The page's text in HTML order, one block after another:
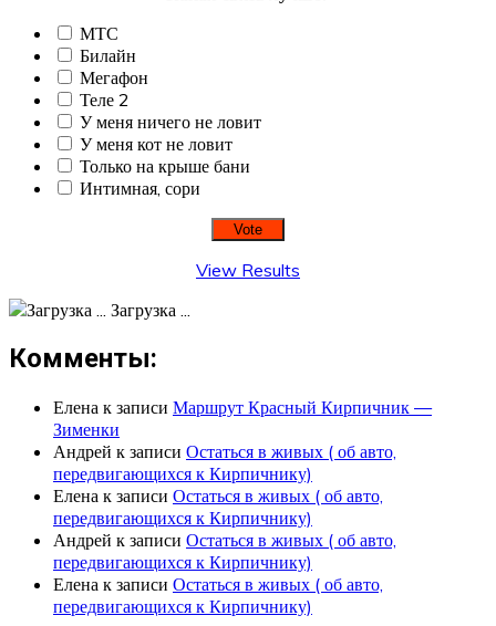
МТС
Билайн
Мегафон
Теле 2
У меня ничего не ловит
У меня кот не ловит
Только на крыше бани
Интимная, сори
View Results
Загрузка ...
Комменты:
Елена к записи Маршрут Красный Кирпичник —
Зименки
Андрей к записи Остаться в живых ( об авто,
передвигающихся к Кирпичнику)
Елена к записи Остаться в живых ( об авто,
передвигающихся к Кирпичнику)
Андрей к записи Остаться в живых ( об авто,
передвигающихся к Кирпичнику)
Елена к записи Остаться в живых ( об авто,
передвигающихся к Кирпичнику)